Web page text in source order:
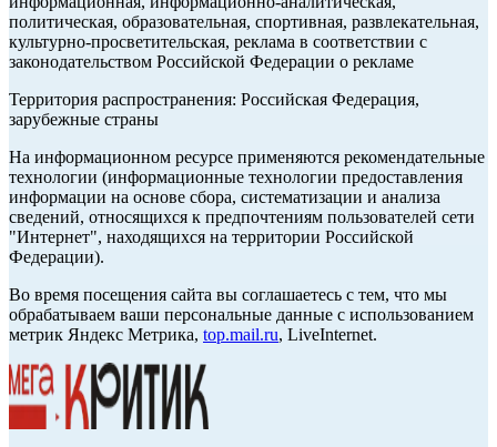
политическая, образовательная, спортивная, развлекательная,
культурно-просветительская, реклама в соответствии с
законодательством Российской Федерации о рекламе
Территория распространения: Российская Федерация,
зарубежные страны
На информационном ресурсе применяются рекомендательные
технологии (информационные технологии предоставления
информации на основе сбора, систематизации и анализа
сведений, относящихся к предпочтениям пользователей сети
"Интернет", находящихся на территории Российской
Федерации).
Во время посещения сайта вы соглашаетесь с тем, что мы
обрабатываем ваши персональные данные с использованием
метрик Яндекс Метрика, top.mail.ru, LiveInternet.